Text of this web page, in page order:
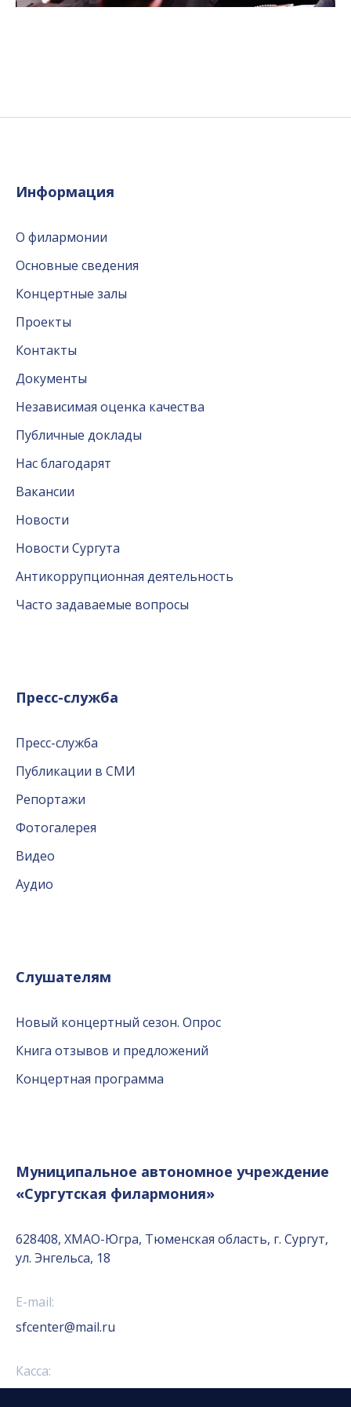
Информация
О филармонии
Основные сведения
Концертные залы
Проекты
Контакты
Документы
Независимая оценка качества
Публичные доклады
Нас благодарят
Вакансии
Новости
Новости Сургута
Антикоррупционная деятельность
Часто задаваемые вопросы
Пресс-служба
Пресс-служба
Публикации в СМИ
Репортажи
Фотогалерея
Видео
Аудио
Слушателям
Новый концертный сезон. Опрос
Книга отзывов и предложений
Концертная программа
Муниципальное автономное учреждение
«Сургутская филармония»
628408, ХМАО-Югра, Тюменская область, г. Сургут,
ул. Энгельса, 18
E-mail:
sfcenter@mail.ru
Касса: